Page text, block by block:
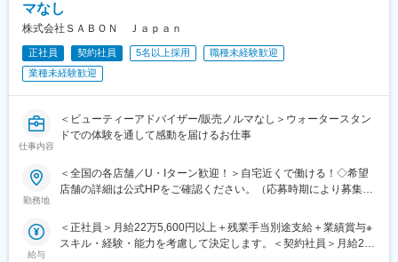
マなし
株式会社ＳＡＢＯＮ Ｊａｐａｎ
正社員 契約社員 5名以上採用
職種未経験歓迎
業種未経験歓迎
仕事内容
＜ビューティーアドバイザー/販売ノルマなし＞ウォータースタン
ドでの体験を通して感動を届けるお仕事
勤務地
＜全国の各店舗／U・Iターン歓迎！＞自宅近くで働ける！◇希望
店舗の詳細は公式HPをご確認ください。（応募時期により募集勤
時実施中！【北海道・東北】仙台パルコ【関東】ルミネ新宿ルミ
ネ池袋西武池袋ルミネ横浜ルミネ大宮銀座松屋通りルミネ有楽町
給与
＜正社員＞月給22万5,600円以上＋残業手当別途支給＋業績賞与※
スキル・経験・能力を考慮して決定します。＜契約社員＞月給22